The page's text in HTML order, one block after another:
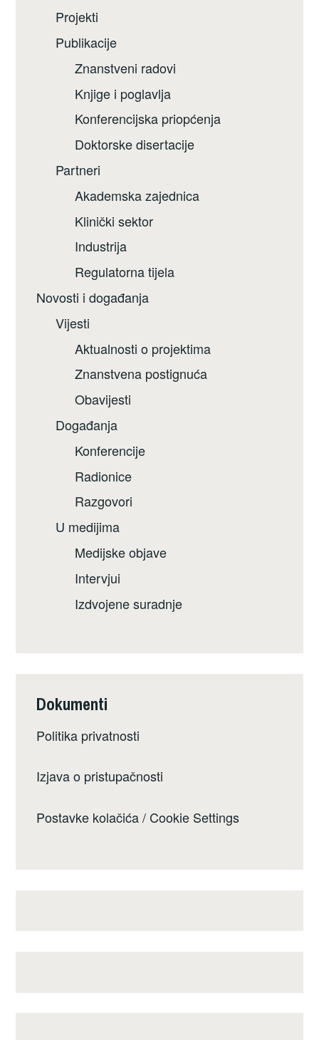
Projekti
Publikacije
Znanstveni radovi
Knjige i poglavlja
Konferencijska priopćenja
Doktorske disertacije
Partneri
Akademska zajednica
Klinički sektor
Industrija
Regulatorna tijela
Novosti i događanja
Vijesti
Aktualnosti o projektima
Znanstvena postignuća
Obavijesti
Događanja
Konferencije
Radionice
Razgovori
U medijima
Medijske objave
Intervjui
Izdvojene suradnje
Dokumenti
Politika privatnosti
Izjava o pristupačnosti
Postavke kolačića / Cookie Settings